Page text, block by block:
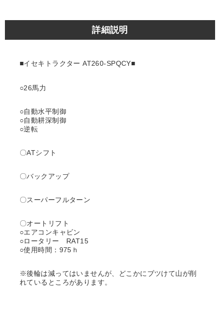
詳細説明
■イセキトラクター AT260-SPQCY■
○26馬力
○自動水平制御
○自動耕深制御
○逆転
〇ATシフト
〇バックアップ
〇スーパーフルターン
〇オートリフト
○エアコンキャビン
○ロータリー RAT15
○使用時間：975ｈ
※後輪は減ってはいませんが、どこかにブツけて山が削
れているところがあります。